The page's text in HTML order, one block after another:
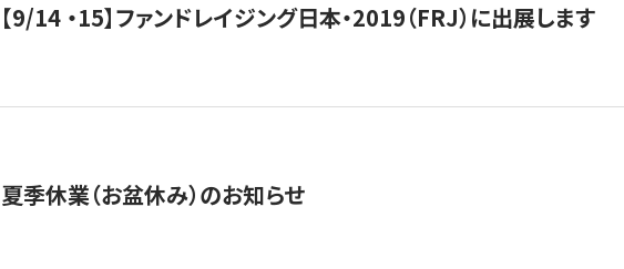
【9/14 ・15】ファンドレイジング日本・2019（FRJ）に出展します
夏季休業（お盆休み）のお知らせ